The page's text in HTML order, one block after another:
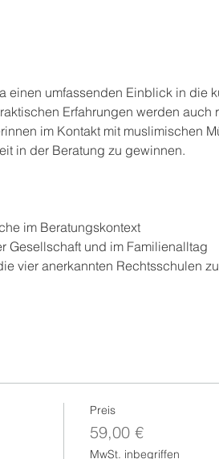
einen umfassenden Einblick in die
Erfahrungen werden
im Kontakt mit muslimischen
in der Beratung zu gewinnen.
im Beratungskontext
Gesellschaft und im Familienalltag
vier anerkannten Rechtsschulen
Preis
59,00 €
MwSt. inbegriffen